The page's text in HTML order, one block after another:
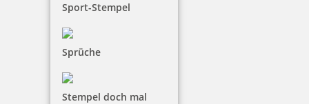
Sport-Stempel
Sprüche
Stempel doch mal